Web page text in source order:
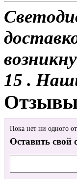
15 .
Отзывы
Пока нет ни одного
Оставить свой